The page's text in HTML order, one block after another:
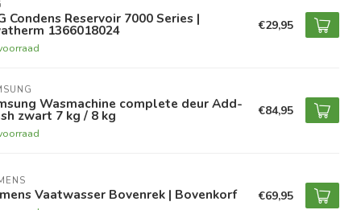
Condens Reservoir 7000 Series |
1366018024 €29,95
Wasmachine complete deur Add-
zwart 7 kg / 8 kg €84,95
Vaatwasser Bovenrek | Bovenkorf €69,95